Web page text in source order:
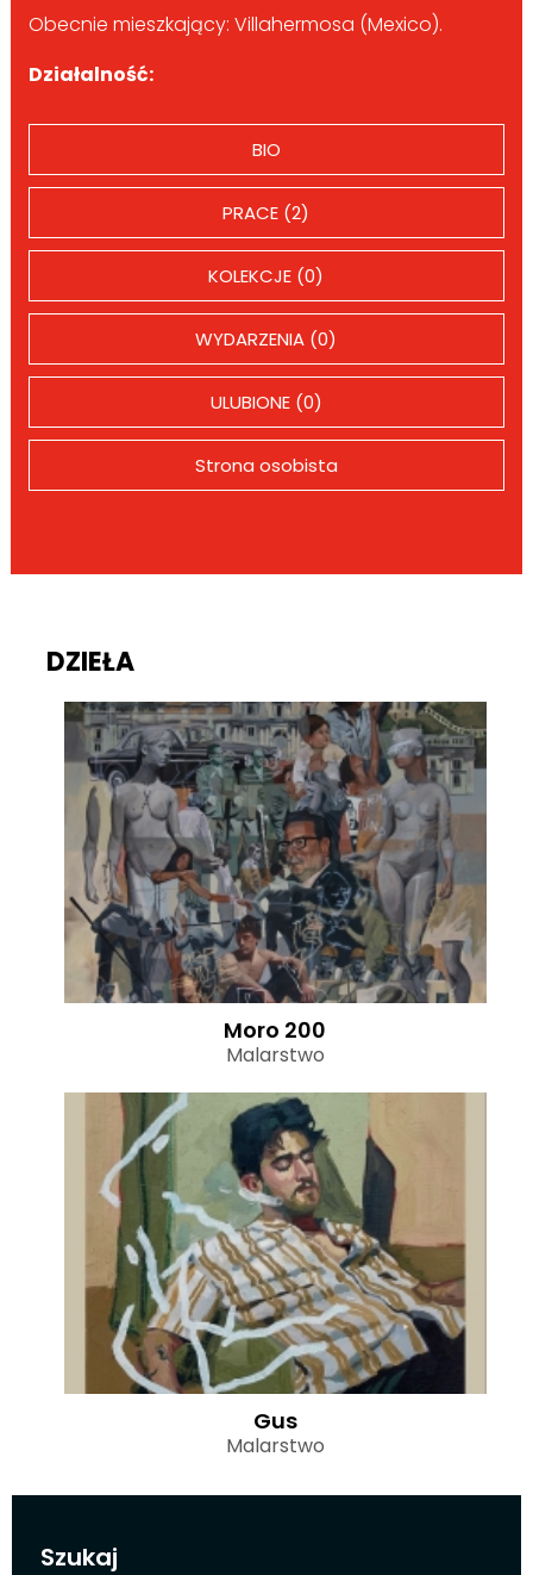
Szukaj
Obecnie mieszkający: Villahermosa (Mexico).
Działalność:
BIO
PRACE (2)
KOLEKCJE (0)
WYDARZENIA (0)
ULUBIONE (0)
Strona osobista
DZIEŁA
Moro 200
Malarstwo
Gus
Malarstwo